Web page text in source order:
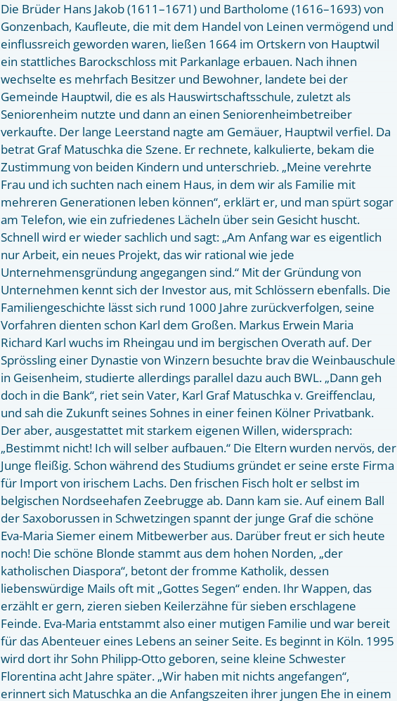
Die Brüder Hans Jakob (1611–1671) und Bartholome (1616–1693) von
Gonzenbach, Kaufleute, die mit dem Handel von Leinen vermögend und
einflussreich geworden waren, ließen 1664 im Ortskern von Hauptwil
ein stattliches Barockschloss mit Parkanlage erbauen. Nach ihnen
wechselte es mehrfach Besitzer und Bewohner, landete bei der
Gemeinde Hauptwil, die es als Hauswirtschaftsschule, zuletzt als
Seniorenheim nutzte und dann an einen Seniorenheimbetreiber
verkaufte. Der lange Leerstand nagte am Gemäuer, Hauptwil verfiel. Da
betrat Graf Matuschka die Szene. Er rechnete, kalkulierte, bekam die
Zustimmung von beiden Kindern und unterschrieb. „Meine verehrte
Frau und ich suchten nach einem Haus, in dem wir als Familie mit
mehreren Generationen leben können“, erklärt er, und man spürt sogar
am Telefon, wie ein zufriedenes Lächeln über sein Gesicht huscht.
Schnell wird er wieder sachlich und sagt: „Am Anfang war es eigentlich
nur Arbeit, ein neues Projekt, das wir rational wie jede
Unternehmensgründung angegangen sind.“ Mit der Gründung von
Unternehmen kennt sich der Investor aus, mit Schlössern ebenfalls. Die
Familiengeschichte lässt sich rund 1000 Jahre zurückverfolgen, seine
Vorfahren dienten schon Karl dem Großen. Markus Erwein Maria
Richard Karl wuchs im Rheingau und im bergischen Overath auf. Der
Sprössling einer Dynastie von Winzern besuchte brav die Weinbauschule
in Geisenheim, studierte allerdings parallel dazu auch BWL. „Dann geh
doch in die Bank“, riet sein Vater, Karl Graf Matuschka v. Greiffenclau,
und sah die Zukunft seines Sohnes in einer feinen Kölner Privatbank.
Der aber, ausgestattet mit starkem eigenen Willen, widersprach:
„Bestimmt nicht! Ich will selber aufbauen.“ Die Eltern wurden nervös, der
Junge fleißig. Schon während des Studiums gründet er seine erste Firma
für Import von irischem Lachs. Den frischen Fisch holt er selbst im
belgischen Nordseehafen Zeebrugge ab. Dann kam sie. Auf einem Ball
der Saxoborussen in Schwetzingen spannt der junge Graf die schöne
Eva-Maria Siemer einem Mitbewerber aus. Darüber freut er sich heute
noch! Die schöne Blonde stammt aus dem hohen Norden, „der
katholischen Diaspora“, betont der fromme Katholik, dessen
liebenswürdige Mails oft mit „Gottes Segen“ enden. Ihr Wappen, das
erzählt er gern, zieren sieben Keilerzähne für sieben erschlagene
Feinde. Eva-Maria entstammt also einer mutigen Familie und war bereit
für das Abenteuer eines Lebens an seiner Seite. Es beginnt in Köln. 1995
wird dort ihr Sohn Philipp-Otto geboren, seine kleine Schwester
Florentina acht Jahre später. „Wir haben mit nichts angefangen“,
erinnert sich Matuschka an die Anfangszeiten ihrer jungen Ehe in einem